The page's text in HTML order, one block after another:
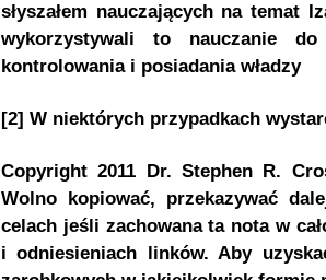
słyszałem nauczających na temat
wykorzystywali to nauczanie
kontrolowania i posiadania władzy
[2] W niektórych przypadkach
Copyright 2011 Dr. Stephen R.
Wolno kopiować, przekazywać
celach jeśli zachowana ta nota w
i odniesieniach linków. Aby